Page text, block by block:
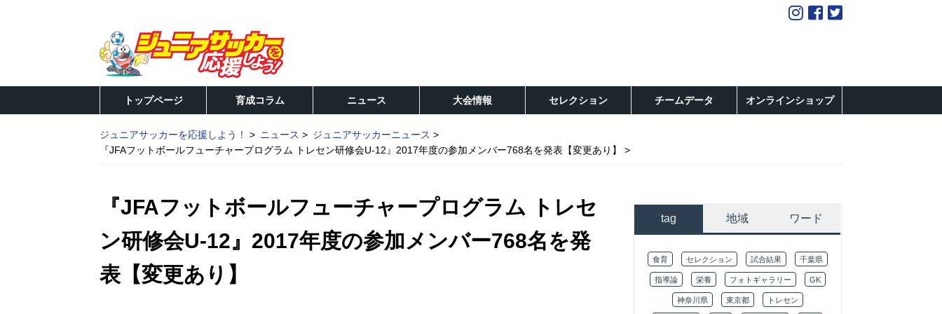
トップページ 育成コラム ニュース 大会情報 セレクション チームデータ オンラインショップ
ジュニアサッカーを応援しよう！ ニュース
ジュニアサッカーニュース
『JFAフットボールフューチャープログラム トレセン研修会U-12』2017年度の参加メンバー768名を発表【変更あり】
『JFAフットボールフューチャープログラム トレセ
ン研修会U-12』2017年度の参加メンバー768名を発
表【変更あり】
tag 地域 ワード
食育 セレクション 試合結果 千葉県
指導論 栄養 フォトギャラリー GK
神奈川県 東京都 トレセン